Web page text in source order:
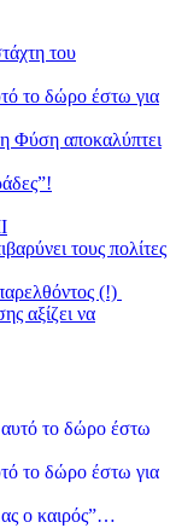
του
το δώρο έστω για
η Φύση αποκαλύπτει
τους πολίτες
(!)
αξίζει να
το δώρο έστω για
ο καιρός”…